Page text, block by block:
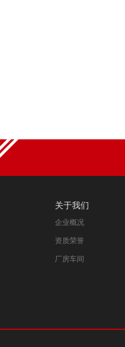
关于我们
企业概况
资质荣誉
厂房车间